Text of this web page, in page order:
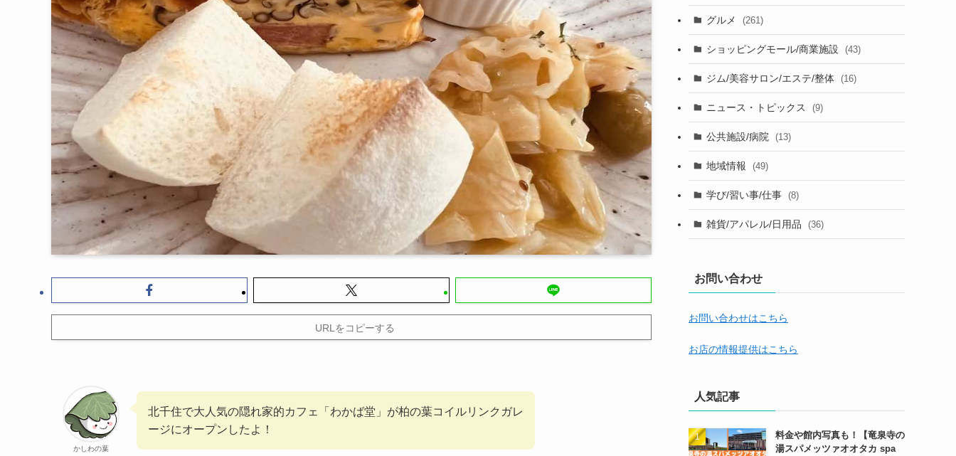
URLをコピーする
かしわの葉
北千住で大人気の隠れ家的カフェ「わかば堂」が柏の葉コイルリンクガレ
ージにオープンしたよ！
グルメ (261)
ショッピングモール/商業施設 (43)
ジム/美容サロン/エステ/整体 (16)
ニュース・トピックス (9)
公共施設/病院 (13)
地域情報 (49)
学び/習い事/仕事 (8)
雑貨/アパレル/日用品 (36)
お問い合わせ
お問い合わせはこちら
お店の情報提供はこちら
人気記事
料金や館内写真も！【竜泉寺の
湯スパメッツァオオタカ spa